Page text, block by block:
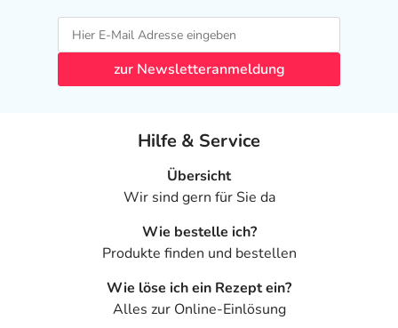
zur Newsletteranmeldung
Hilfe & Service
Übersicht
Wir sind gern für Sie da
Wie bestelle ich?
Produkte finden und bestellen
Wie löse ich ein Rezept ein?
Alles zur Online-Einlösung